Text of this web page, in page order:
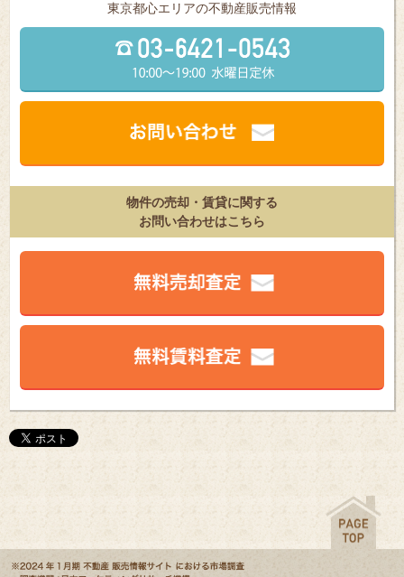
東京都⼼エリアの不動産販売情報
物件の売却・賃貸に関する
お問い合わせはこちら